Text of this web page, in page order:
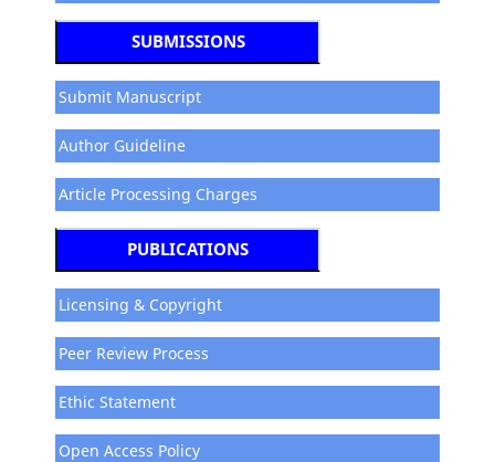
SUBMISSIONS
Submit Manuscript
Author Guideline
Article Processing Charges
PUBLICATIONS
Licensing & Copyright
Peer Review Process
Ethic Statement
Open Access Policy